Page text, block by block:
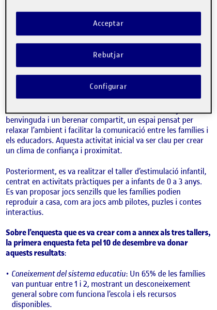
Desembre dia 20. Berenar i taller d’estimulació.
Març dia 4. Taller sobre la comunicació i el joc en família.
Maig dia 26. Taller de recursos i orientacions.
Tots els tallers van acompanyats de l’equip pedagògic de
l’EAP Llevant al capdavanter, ja que en la majoria seran ells i
elles qui dirigiran les activitats.
benvinguda i un berenar compartit, un espai pensat per
relaxar l’ambient i facilitar la comunicació entre les famílies i
els educadors. Aquesta activitat inicial va ser clau per crear
un clima de confiança i proximitat.
Posteriorment, es va realitzar el taller d’estimulació infantil,
centrat en activitats pràctiques per a infants de 0 a 3 anys.
Es van proposar jocs senzills que les famílies podien
reproduir a casa, com ara jocs amb pilotes, puzles i contes
interactius.
Sobre l’enquesta que es va crear com a annex als tres tallers,
la primera enquesta feta pel 10 de desembre va donar
aquests resultats:
Coneixement del sistema educatiu: Un 65% de les famílies
van puntuar entre 1 i 2, mostrant un desconeixement
general sobre com funciona l’escola i els recursos
disponibles.
Rebutjar
Acceptar
Configurar